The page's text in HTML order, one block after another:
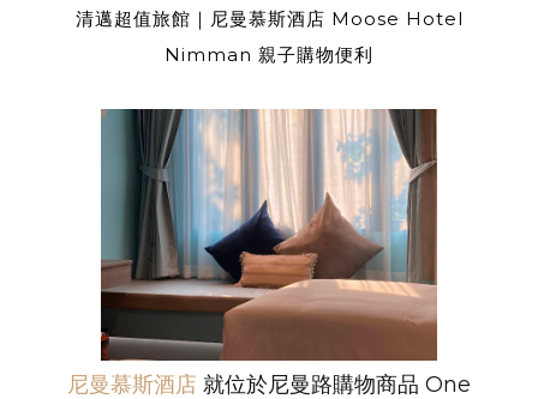
清邁超值旅館｜尼曼慕斯酒店 Moose Hotel
Nimman 親子購物便利
尼曼慕斯酒店 就位於尼曼路購物商品 One